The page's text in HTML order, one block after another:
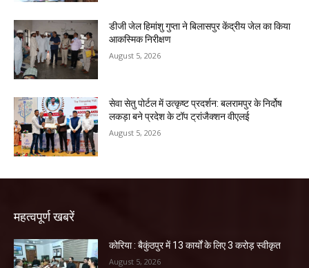
डीजी जेल हिमांशु गुप्ता ने बिलासपुर केंद्रीय जेल का किया
आकस्मिक निरीक्षण
August 5, 2026
सेवा सेतु पोर्टल में उत्कृष्ट प्रदर्शन: बलरामपुर के निर्दोष
लकड़ा बने प्रदेश के टॉप ट्रांजैक्शन वीएलई
August 5, 2026
महत्वपूर्ण खबरें
कोरिया : बैकुंठपुर में 13 कार्यों के लिए 3 करोड़ स्वीकृत
August 5, 2026